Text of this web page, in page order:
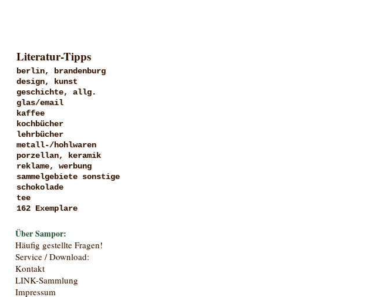
Literatur-Tipps
berlin, brandenburg
design, kunst
geschichte, allg.
glas/email
kaffee
kochbücher
lehrbücher
metall-/hohlwaren
porzellan, keramik
reklame, werbung
sammelgebiete sonstige
schokolade
tee
162 Exemplare
Über Sampor:
Häufig gestellte Fragen!
Service / Download:
Kontakt
LINK-Sammlung
Impressum